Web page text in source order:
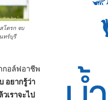
โตรก จบ
ทร์บุรี
กอล์ฟอาชีพ
อยากรู้ว่า
เราจะไป